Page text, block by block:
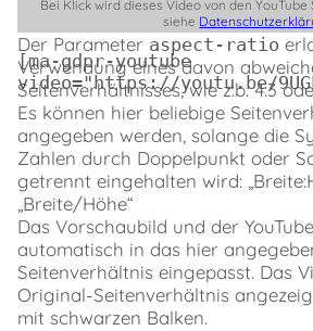
Bei Klick wird dieses Video von den
siehe
[ma-gdpr-youtube
video="https://youtu.be/
Der Parameter aspect-ratio
Verwendung eines davon
Seitenverhältnisses, wie z.b. 4:3
Es können hier beliebige
angegeben werden, solange die
Zahlen durch Doppelpunkt oder
getrennt eingehalten wird:
„Breite/Höhe“
Das Vorschaubild und der
automatisch in das hier
Seitenverhältnis eingepasst. Das
Original-Seitenverhältnis
mit schwarzen Balken.